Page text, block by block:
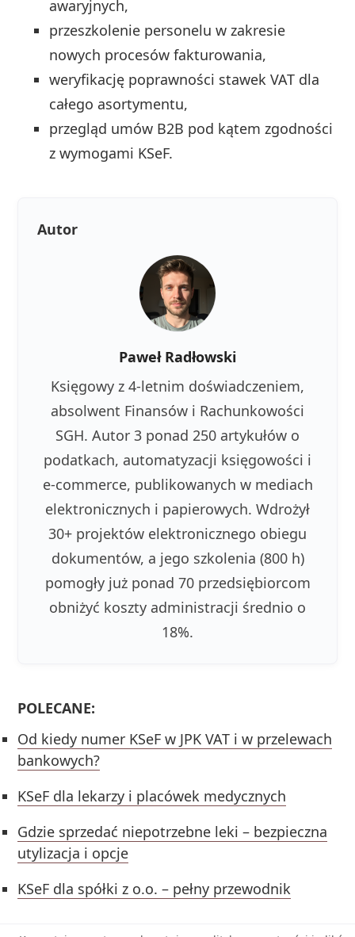
awaryjnych,
przeszkolenie personelu w zakresie
nowych procesów fakturowania,
weryfikację poprawności stawek VAT dla
całego asortymentu,
przegląd umów B2B pod kątem zgodności
z wymogami KSeF.
Autor
Paweł Radłowski
Księgowy z 4-letnim doświadczeniem,
absolwent Finansów i Rachunkowości
SGH. Autor 3 ponad 250 artykułów o
podatkach, automatyzacji księgowości i
e-commerce, publikowanych w mediach
elektronicznych i papierowych. Wdrożył
30+ projektów elektronicznego obiegu
dokumentów, a jego szkolenia (800 h)
pomogły już ponad 70 przedsiębiorcom
obniżyć koszty administracji średnio o
18%.
POLECANE:
Od kiedy numer KSeF w JPK VAT i w przelewach
bankowych?
KSeF dla lekarzy i placówek medycznych
Gdzie sprzedać niepotrzebne leki – bezpieczna
utylizacja i opcje
KSeF dla spółki z o.o. – pełny przewodnik